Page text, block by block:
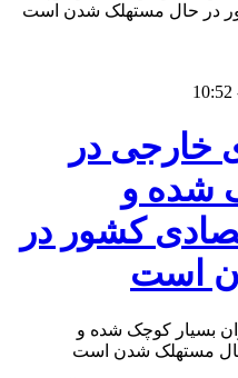
در حال مستهلک شدن است
خارجی در
شده و
کشور در
است